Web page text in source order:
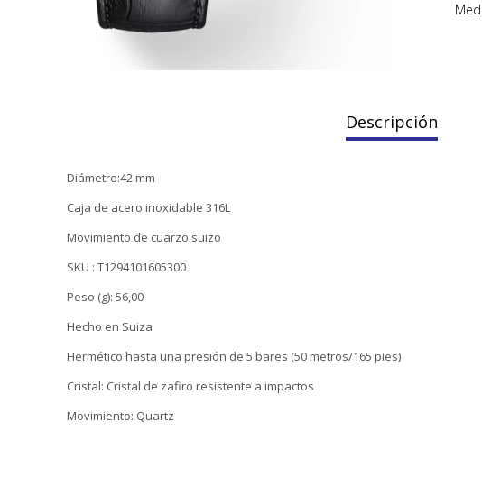
Descripción
Diámetro:42 mm
Caja de acero inoxidable 316L
Movimiento de cuarzo suizo
SKU : T1294101605300
Peso (g): 56,00
Hecho en Suiza
Hermético hasta una presión de 5 bares (50 metros/165 pies)
Cristal: Cristal de zafiro resistente a impactos
Movimiento: Quartz